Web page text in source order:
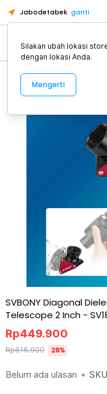
Jabodetabek ganti
Alat Kopi
SVBONY Diagonal
Telescope 2 Inch -
Belum ada ulasan • SKU
Rp449.900
Rp616.900 28%
Silakan ubah lokasi
dengan lokasi Anda.
Mengerti